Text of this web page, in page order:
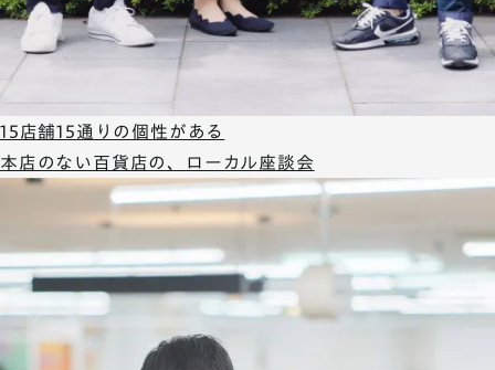
15店舗15通りの個性がある
本店のない百貨店の、ローカル座談会